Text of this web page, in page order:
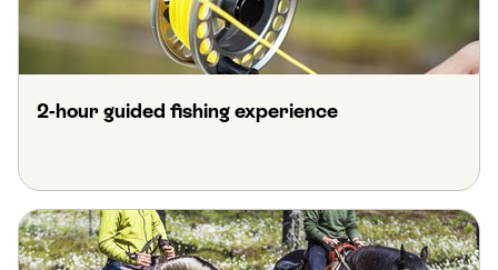
2-hour guided fishing experience